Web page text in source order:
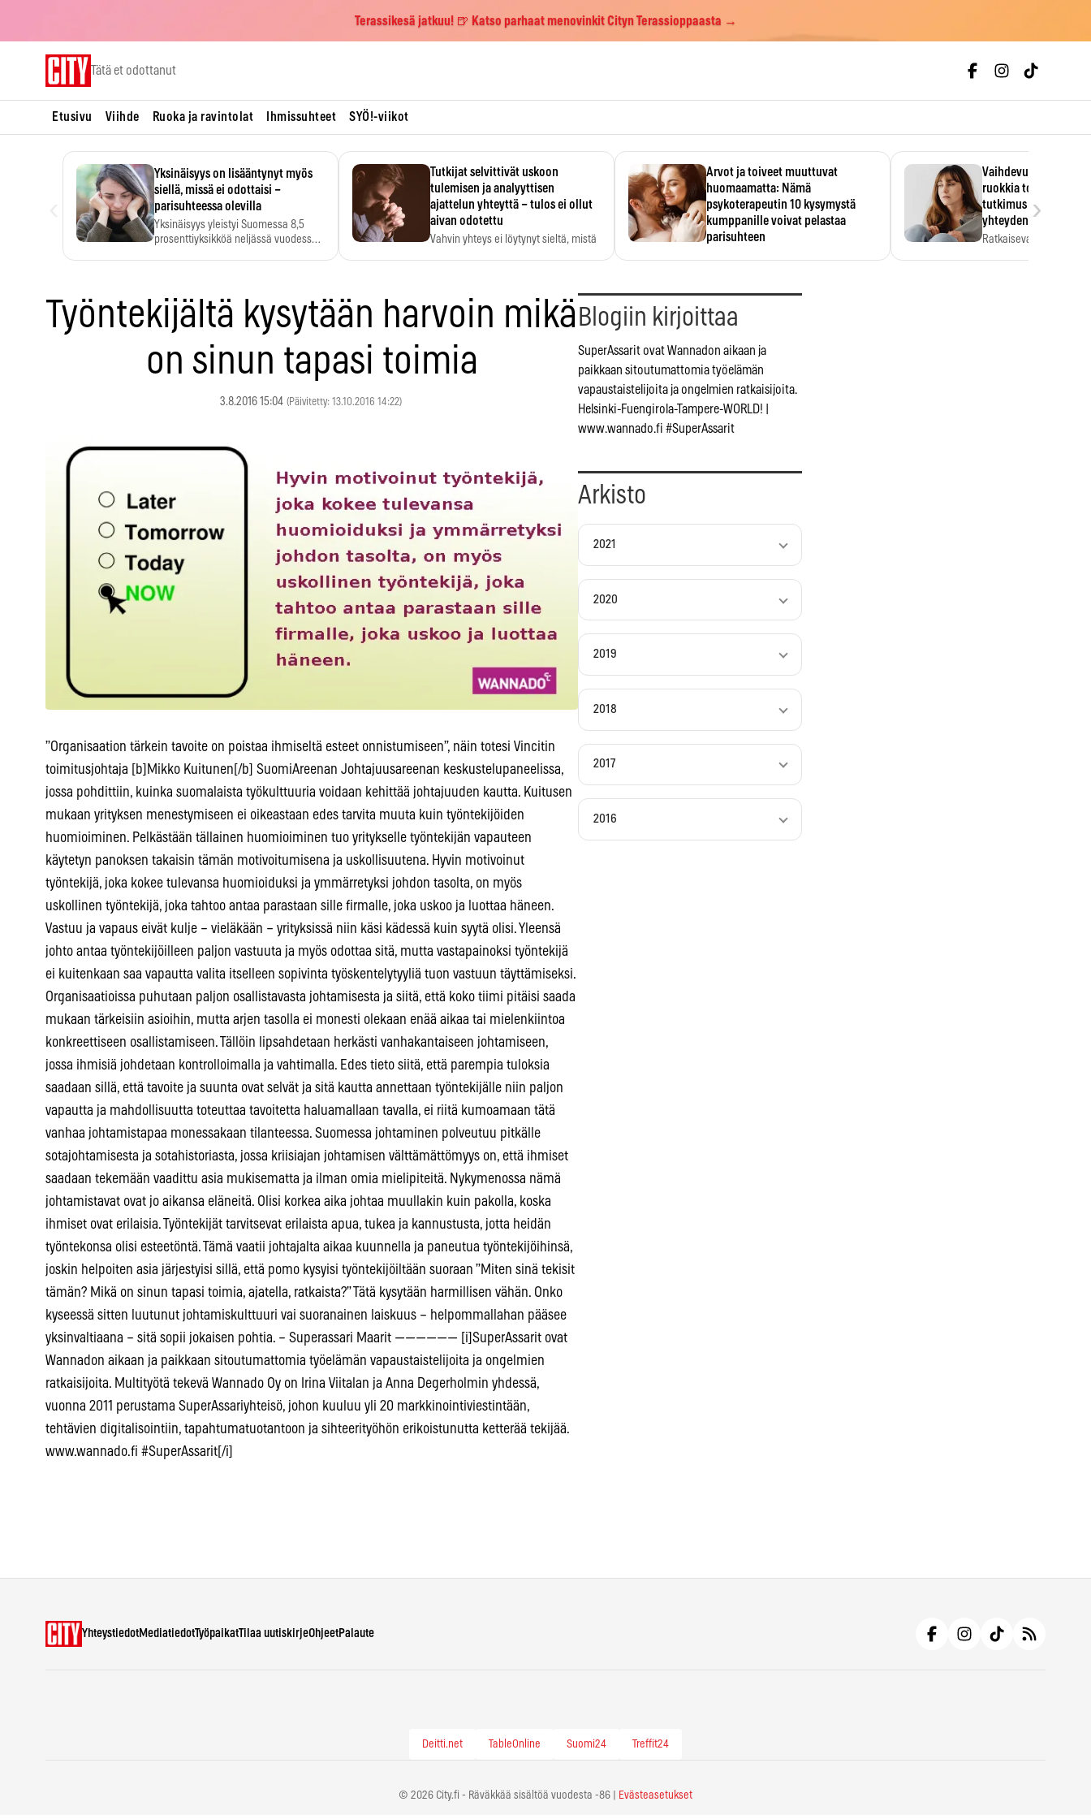
Terassikesä jatkuu! 🍺 Katso parhaat menovinkit Cityn Terassioppaasta →
Tätä et odottanut
Etusivu Viihde Ruoka ja ravintolat Ihmissuhteet SYÖ!-viikot
Yksinäisyys on lisääntynyt myös
siellä, missä ei odottaisi –
parisuhteessa olevilla
Yksinäisyys yleistyi Suomessa 8,5
prosenttiyksikköä neljässä vuodessa.
Tutkijat selvittivät uskoon
tulemisen ja analyyttisen
ajattelun yhteyttä – tulos ei ollut
aivan odotettu
Vahvin yhteys ei löytynyt sieltä, mistä
Arvot ja toiveet muuttuvat
huomaamatta: Nämä
psykoterapeutin 10 kysymystä
kumppanille voivat pelastaa
parisuhteen
Vaihdevuodet ja
ruokkia toisiaan –
tutkimus paljasti
yhteyden
Ratkaiseva tekijä ei
›
Työntekijältä kysytään harvoin mikä
on sinun tapasi toimia
3.8.2016 15:04 (Päivitetty: 13.10.2016 14:22)
”Organisaation tärkein tavoite on poistaa ihmiseltä esteet onnistumiseen”, näin totesi Vincitin
toimitusjohtaja [b]Mikko Kuitunen[/b] SuomiAreenan Johtajuusareenan keskustelupaneelissa,
jossa pohdittiin, kuinka suomalaista työkulttuuria voidaan kehittää johtajuuden kautta. Kuitusen
mukaan yrityksen menestymiseen ei oikeastaan edes tarvita muuta kuin työntekijöiden
huomioiminen. Pelkästään tällainen huomioiminen tuo yritykselle työntekijän vapauteen
käytetyn panoksen takaisin tämän motivoitumisena ja uskollisuutena. Hyvin motivoinut
työntekijä, joka kokee tulevansa huomioiduksi ja ymmärretyksi johdon tasolta, on myös
uskollinen työntekijä, joka tahtoo antaa parastaan sille firmalle, joka uskoo ja luottaa häneen.
Vastuu ja vapaus eivät kulje – vieläkään – yrityksissä niin käsi kädessä kuin syytä olisi. Yleensä
johto antaa työntekijöilleen paljon vastuuta ja myös odottaa sitä, mutta vastapainoksi työntekijä
ei kuitenkaan saa vapautta valita itselleen sopivinta työskentelytyyliä tuon vastuun täyttämiseksi.
Organisaatioissa puhutaan paljon osallistavasta johtamisesta ja siitä, että koko tiimi pitäisi saada
mukaan tärkeisiin asioihin, mutta arjen tasolla ei monesti olekaan enää aikaa tai mielenkiintoa
konkreettiseen osallistamiseen. Tällöin lipsahdetaan herkästi vanhakantaiseen johtamiseen,
jossa ihmisiä johdetaan kontrolloimalla ja vahtimalla. Edes tieto siitä, että parempia tuloksia
saadaan sillä, että tavoite ja suunta ovat selvät ja sitä kautta annettaan työntekijälle niin paljon
vapautta ja mahdollisuutta toteuttaa tavoitetta haluamallaan tavalla, ei riitä kumoamaan tätä
vanhaa johtamistapaa monessakaan tilanteessa. Suomessa johtaminen polveutuu pitkälle
sotajohtamisesta ja sotahistoriasta, jossa kriisiajan johtamisen välttämättömyys on, että ihmiset
saadaan tekemään vaadittu asia mukisematta ja ilman omia mielipiteitä. Nykymenossa nämä
johtamistavat ovat jo aikansa eläneitä. Olisi korkea aika johtaa muullakin kuin pakolla, koska
ihmiset ovat erilaisia. Työntekijät tarvitsevat erilaista apua, tukea ja kannustusta, jotta heidän
työntekonsa olisi esteetöntä. Tämä vaatii johtajalta aikaa kuunnella ja paneutua työntekijöihinsä,
joskin helpoiten asia järjestyisi sillä, että pomo kysyisi työntekijöiltään suoraan ”Miten sinä tekisit
tämän? Mikä on sinun tapasi toimia, ajatella, ratkaista?” Tätä kysytään harmillisen vähän. Onko
kyseessä sitten luutunut johtamiskulttuuri vai suoranainen laiskuus – helpommallahan pääsee
yksinvaltiaana – sitä sopii jokaisen pohtia. – Superassari Maarit —————— [i]SuperAssarit ovat
Wannadon aikaan ja paikkaan sitoutumattomia työelämän vapaustaistelijoita ja ongelmien
ratkaisijoita. Multityötä tekevä Wannado Oy on Irina Viitalan ja Anna Degerholmin yhdessä,
vuonna 2011 perustama SuperAssariyhteisö, johon kuuluu yli 20 markkinointiviestintään,
tehtävien digitalisointiin, tapahtumatuotantoon ja sihteerityöhön erikoistunutta ketterää tekijää.
www.wannado.fi #SuperAssarit[/i]
Blogiin kirjoittaa
SuperAssarit ovat Wannadon aikaan ja
paikkaan sitoutumattomia työelämän
vapaustaistelijoita ja ongelmien ratkaisijoita.
Helsinki-Fuengirola-Tampere-WORLD! |
www.wannado.fi #SuperAssarit
Arkisto
2021
2020
2019
2018
2017
2016
YhteystiedotMediatiedotTyöpaikatTilaa uutiskirjeOhjeetPalaute
Deitti.net TableOnline Suomi24 Treffit24
© 2026 City.fi - Räväkkää sisältöä vuodesta -86 | Evästeasetukset